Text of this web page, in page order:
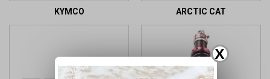
X
KYMCO ARCTIC CAT